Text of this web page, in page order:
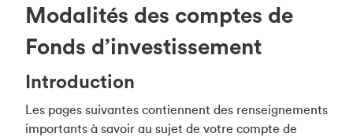
Modalités des comptes de
Fonds d’investissement
Introduction
Les pages suivantes contiennent des renseignements
importants à savoir au sujet de votre compte de